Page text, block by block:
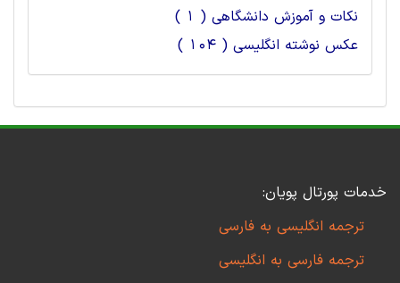
نکات و آموزش دانشگاهی ( 1 )
عکس نوشته انگلیسی ( 104 )
خدمات پورتال پویان:
ترجمه انگلیسی به فارسی
ترجمه فارسی به انگلیسی